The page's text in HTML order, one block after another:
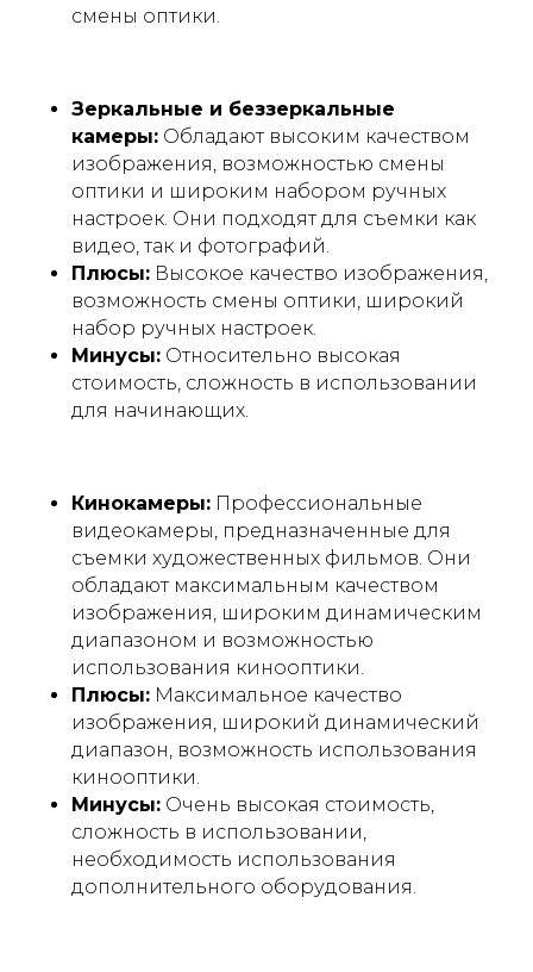
смены оптики.
Зеркальные и беззеркальные
камеры: Обладают высоким качеством
изображения, возможностью смены
оптики и широким набором ручных
настроек. Они подходят для съемки как
видео, так и фотографий.
Плюсы: Высокое качество изображения,
возможность смены оптики, широкий
набор ручных настроек.
Минусы: Относительно высокая
стоимость, сложность в использовании
для начинающих.
Кинокамеры: Профессиональные
видеокамеры, предназначенные для
съемки художественных фильмов. Они
обладают максимальным качеством
изображения, широким динамическим
диапазоном и возможностью
использования кинооптики.
Плюсы: Максимальное качество
изображения, широкий динамический
диапазон, возможность использования
кинооптики.
Минусы: Очень высокая стоимость,
сложность в использовании,
необходимость использования
дополнительного оборудования.